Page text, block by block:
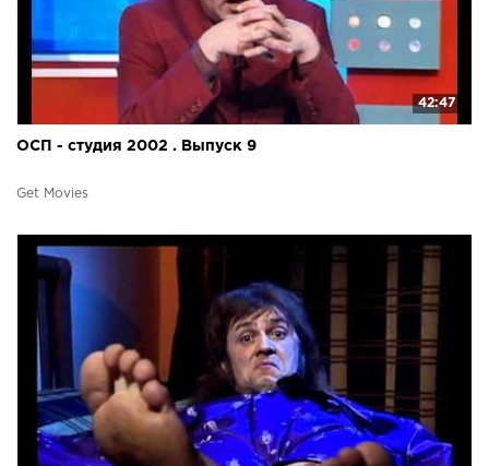
42:47
ОСП - студия 2002 . Выпуск 9
Get Movies